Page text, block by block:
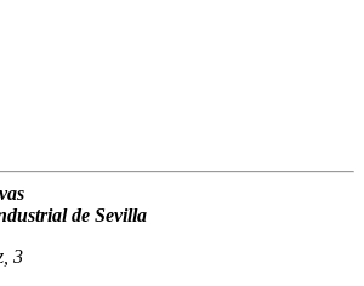
de Sevilla
3